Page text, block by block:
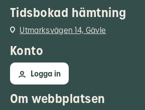
Tidsbokad hämtning
Utmarksvägen 14, Gävle
Konto
Logga in
Om webbplatsen